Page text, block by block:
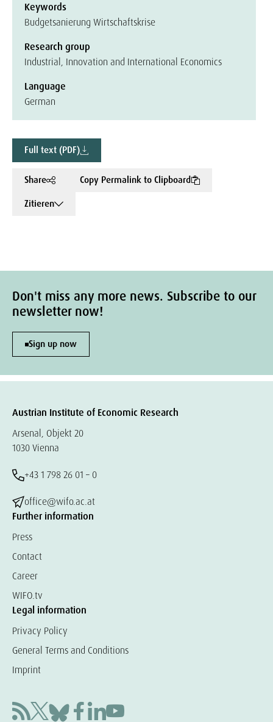
Keywords
Budgetsanierung Wirtschaftskrise
Research group
Industrial, Innovation and International Economics
Language
German
Full text (PDF)
Share
Copy Permalink to Clipboard
Zitieren
Don't miss any more news. Subscribe to our
newsletter now!
Sign up now
Austrian Institute of Economic Research
Arsenal, Objekt 20
1030 Vienna
+43 1 798 26 01 – 0
office@wifo.ac.at
Further information
Press
Contact
Career
WIFO.tv
Legal information
Privacy Policy
General Terms and Conditions
Imprint